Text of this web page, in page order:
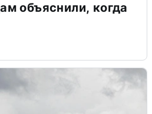
объяснили, когда